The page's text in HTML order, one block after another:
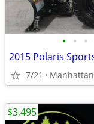
• • •
7/21 Manhattan
$3,495